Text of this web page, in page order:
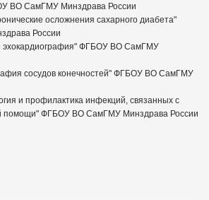
ВО СамГМУ Минздрава России
осложнения сахарного диабета"
России
эхокардиография" ФГБОУ ВО СамГМУ
сосудов конечностей" ФГБОУ ВО СамГМУ
и профилактика инфекций, связанных с
помощи" ФГБОУ ВО СамГМУ Минздрава России